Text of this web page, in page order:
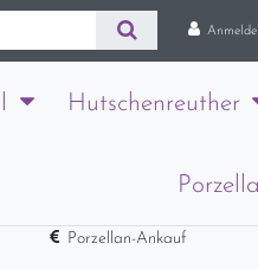
Hutschenreuther
Porzellan-Ankauf